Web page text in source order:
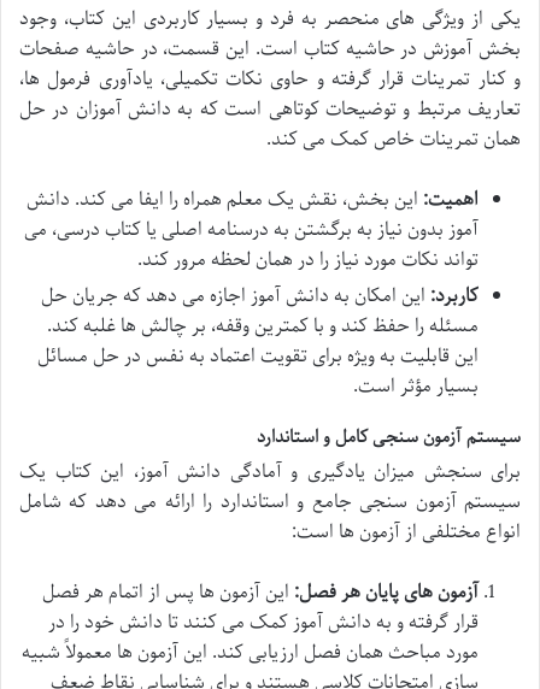
یکی از ویژگی های منحصر به فرد و بسیار کاربردی این کتاب، وجود
بخش آموزش در حاشیه کتاب است. این قسمت، در حاشیه صفحات
و کنار تمرینات قرار گرفته و حاوی نکات تکمیلی، یادآوری فرمول ها،
تعاریف مرتبط و توضیحات کوتاهی است که به دانش آموزان در حل
همان تمرینات خاص کمک می کند.
اهمیت: این بخش، نقش یک معلم همراه را ایفا می کند. دانش
آموز بدون نیاز به برگشتن به درسنامه اصلی یا کتاب درسی، می
تواند نکات مورد نیاز را در همان لحظه مرور کند.
کاربرد: این امکان به دانش آموز اجازه می دهد که جریان حل
مسئله را حفظ کند و با کمترین وقفه، بر چالش ها غلبه کند.
این قابلیت به ویژه برای تقویت اعتماد به نفس در حل مسائل
بسیار مؤثر است.
سیستم آزمون سنجی کامل و استاندارد
برای سنجش میزان یادگیری و آمادگی دانش آموز، این کتاب یک
سیستم آزمون سنجی جامع و استاندارد را ارائه می دهد که شامل
انواع مختلفی از آزمون ها است:
آزمون های پایان هر فصل: این آزمون ها پس از اتمام هر فصل
قرار گرفته و به دانش آموز کمک می کنند تا دانش خود را در
مورد مباحث همان فصل ارزیابی کند. این آزمون ها معمولاً شبیه